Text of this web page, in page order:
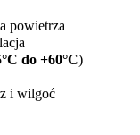
powietrza
do +60°C)
i wilgoć